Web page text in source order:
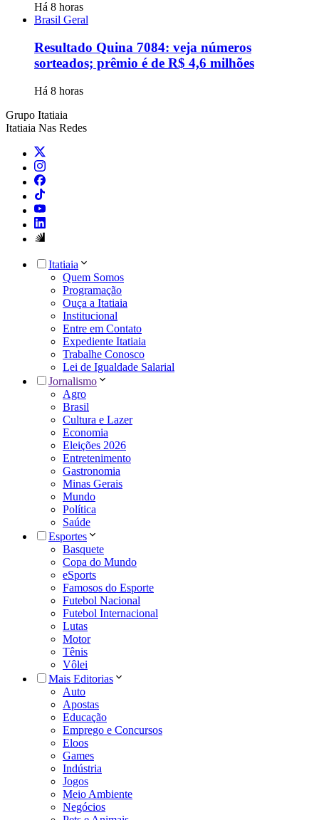
Há 8 horas
Brasil Geral
Resultado Quina 7084: veja números
sorteados; prêmio é de R$ 4,6 milhões
Há 8 horas
Grupo Itatiaia
Itatiaia Nas Redes
Itatiaia
Quem Somos
Programação
Ouça a Itatiaia
Institucional
Entre em Contato
Expediente Itatiaia
Trabalhe Conosco
Lei de Igualdade Salarial
Jornalismo
Agro
Brasil
Cultura e Lazer
Economia
Eleições 2026
Entretenimento
Gastronomia
Minas Gerais
Mundo
Política
Saúde
Esportes
Basquete
Copa do Mundo
eSports
Famosos do Esporte
Futebol Nacional
Futebol Internacional
Lutas
Motor
Tênis
Vôlei
Mais Editorias
Auto
Apostas
Educação
Emprego e Concursos
Eloos
Games
Indústria
Jogos
Meio Ambiente
Negócios